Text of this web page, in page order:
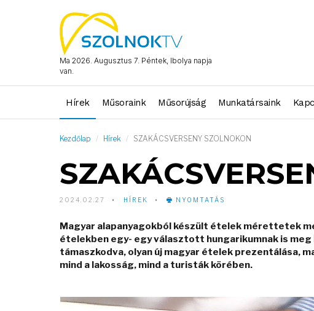
Ma 2026. Augusztus 7. Péntek, Ibolya napja
van.
Hírek Műsoraink Műsorújság Munkatársaink
Kezdőlap Hírek SZAKÁCSVERSENY SZOLNOKON
2024.02.27 HÍREK NYOMTATÁS
Magyar alapanyagokból készült ételek mérettetek
ételekben egy- egy választott hungarikumnak is
támaszkodva, olyan új magyar ételek prezentálása,
mind a lakosság, mind a turisták körében.
Video